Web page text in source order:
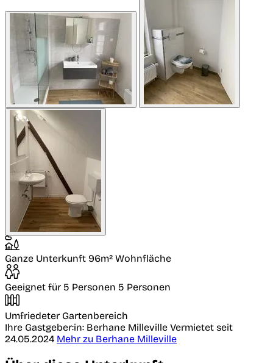
Ganze Unterkunft 96m² Wohnfläche
Geeignet für 5 Personen 5 Personen
Umfriedeter Gartenbereich
Ihre Gastgeber:in: Berhane Milleville Vermietet seit
24.05.2024 Mehr zu Berhane Milleville